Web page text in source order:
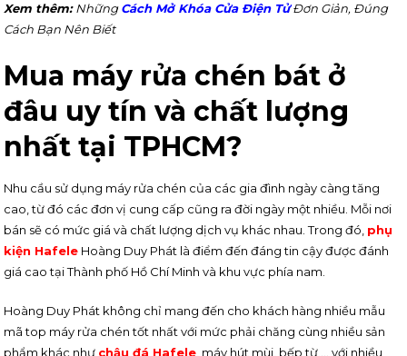
Xem thêm:NhữngCách Mở Khóa Cửa Điện TửĐơn Giản, Đúng
Cách Bạn Nên Biết
Mua máy rửa chén bát ở
đâu uy tín và chất lượng
nhất tại TPHCM?
Nhu cầu sử dụng máy rửa chén của các gia đình ngày càng tăng
cao, từ đó các đơn vị cung cấp cũng ra đời ngày một nhiều. Mỗi nơi
bán sẽ có mức giá và chất lượng dịch vụ khác nhau. Trong đó, phụ
kiện Hafele Hoàng Duy Phát là điểm đến đáng tin cậy được đánh
giá cao tại Thành phố Hồ Chí Minh và khu vực phía nam.
Hoàng Duy Phát không chỉ mang đến cho khách hàng nhiều mẫu
mã top máy rửa chén tốt nhất với mức phải chăng cùng nhiều sản
phẩm khác như chậu đá Hafele, máy hút mùi, bếp từ,…với nhiều